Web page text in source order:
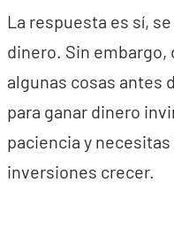
La respuesta es sí,
dinero. Sin
algunas cosas antes
para ganar dinero
paciencia y
inversiones crecer.